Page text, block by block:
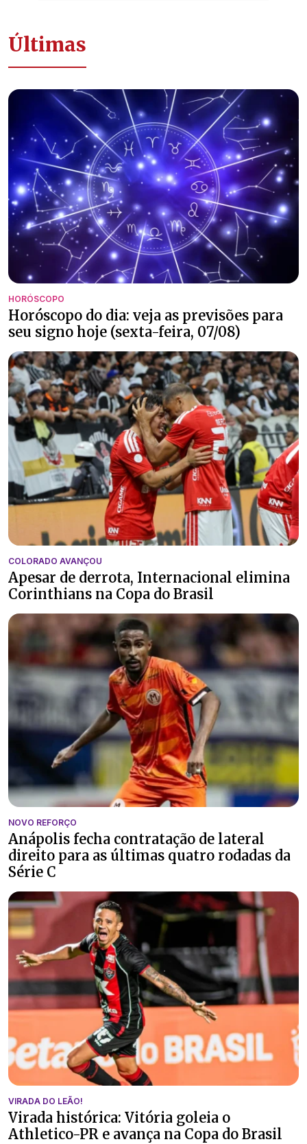
Últimas
HORÓSCOPO
Horóscopo do dia: veja as previsões para
seu signo hoje (sexta-feira, 07/08)
COLORADO AVANÇOU
Apesar de derrota, Internacional elimina
Corinthians na Copa do Brasil
NOVO REFORÇO
Anápolis fecha contratação de lateral
direito para as últimas quatro rodadas da
Série C
VIRADA DO LEÃO!
Virada histórica: Vitória goleia o
Athletico-PR e avança na Copa do Brasil